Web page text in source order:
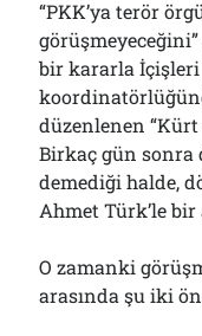
Arşivler
“PKK’ya terör
bir kararla İçişleri
düzenlenen “Kürt
Birkaç gün sonra
demediği halde,
Ahmet Türk’le
O zamanki
arasında şu iki